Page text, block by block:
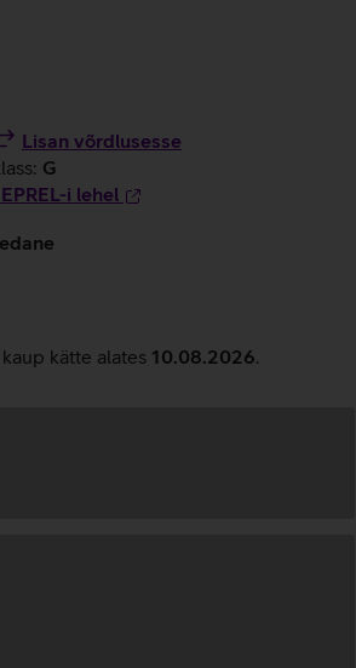
Lisan võrdlusesse
G
i lehel
kätte alates 10.08.2026